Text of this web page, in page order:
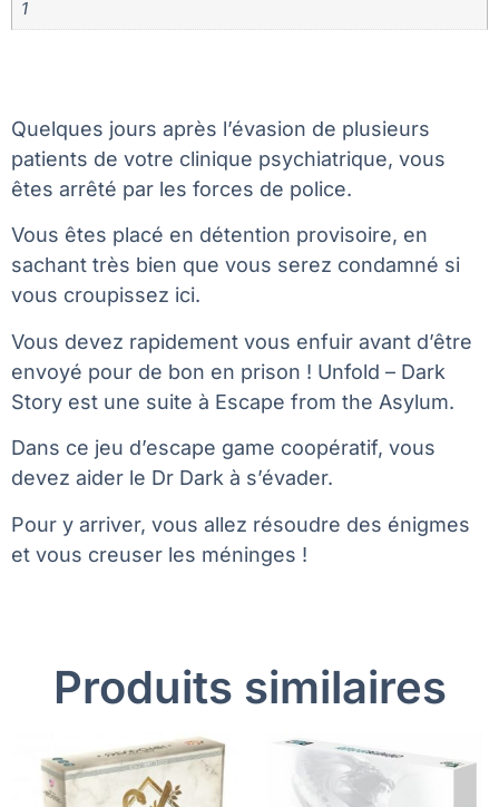
1
Quelques jours après l’évasion de plusieurs
patients de votre clinique psychiatrique, vous
êtes arrêté par les forces de police.
Vous êtes placé en détention provisoire, en
sachant très bien que vous serez condamné si
vous croupissez ici.
Vous devez rapidement vous enfuir avant d’être
envoyé pour de bon en prison ! Unfold – Dark
Story est une suite à Escape from the Asylum.
Dans ce jeu d’escape game coopératif, vous
devez aider le Dr Dark à s’évader.
Pour y arriver, vous allez résoudre des énigmes
et vous creuser les méninges !
Produits similaires